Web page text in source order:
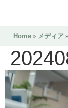
Home » メディア